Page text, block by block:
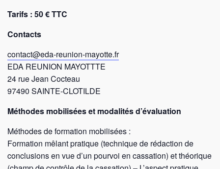
Tarifs : 50 € TTC
Contacts
contact@eda-reunion-mayotte.fr
EDA REUNION MAYOTTTE
24 rue Jean Cocteau
97490 SAINTE-CLOTILDE
Méthodes mobilisées et modalités d’évaluation
Méthodes de formation mobilisées :
Formation mêlant pratique (technique de rédaction de
conclusions en vue d’un pourvoi en cassation) et théorique